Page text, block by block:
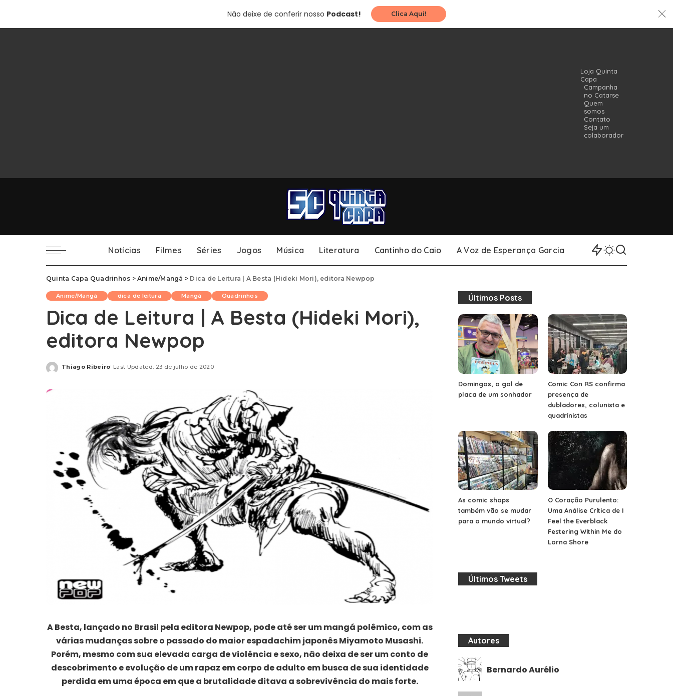
Não deixe de conferir nosso Podcast! Clica Aqui!
Loja Quinta
Capa
Campanha
no Catarse
Quem
somos
Contato
Seja um
colaborador
Notícias Filmes Séries Jogos Música Literatura Cantinho do Caio A Voz de Esperança Garcia
Quinta Capa Quadrinhos >Anime/Mangá > Dica de Leitura | A Besta (Hideki Mori), editora Newpop
Anime/Mangá dica de leitura Mangá Quadrinhos
Dica de Leitura | A Besta (Hideki Mori),
editora Newpop
Posted
Thiago Ribeiro Last Updated: 23 de julho de 2020
A Besta, lançado no Brasil pela editora Newpop, pode até ser um mangá polêmico, com as
várias mudanças sobre o passado do maior espadachim japonês Miyamoto Musashi.
Porém, mesmo com sua elevada carga de violência e sexo, não deixa de ser um conto de
descobrimento e evolução de um rapaz em corpo de adulto em busca de sua identidade
perdida em uma época em que a brutalidade ditava a sobrevivência do mais forte.
Últimos Posts
Domingos, o gol de
placa de um sonhador
Comic Con RS confirma
presença de
dubladores, colunista e
quadrinistas
As comic shops
também vão se mudar
para o mundo virtual?
O Coração Purulento:
Uma Análise Crítica de I
Feel the Everblack
Festering Within Me do
Lorna Shore
Últimos Tweets
Autores
Bernardo Aurélio